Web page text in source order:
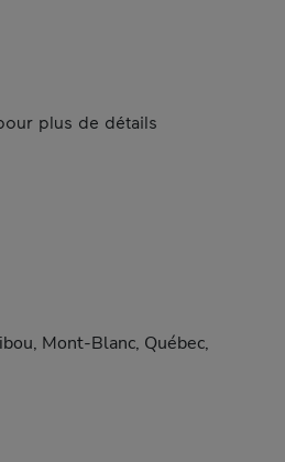
plus de détails
Mont-Blanc, Québec,